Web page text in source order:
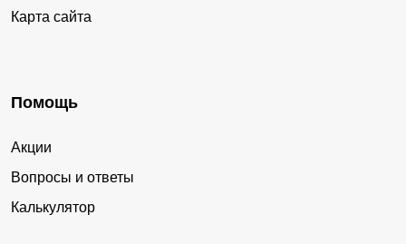
Карта сайта
Помощь
Акции
Вопросы и ответы
Калькулятор